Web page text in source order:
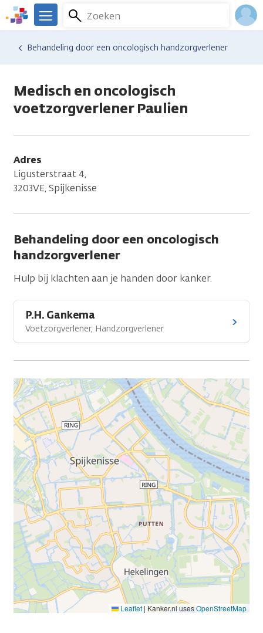
Overslaan
en
naar
We
er
Kanker.nl
Zoeken
Menu
Hulp en ondersteuning
Vind hulp bij kanker
Behandeling door een oncologisch handzorgverlener
Medisch en oncologisch
voetzorgverlener Paulien
Adres
Ligusterstraat 4,
3203VE, Spijkenisse
Behandeling door een oncologisch
handzorgverlener
Hulp bij klachten aan je handen door kanker.
P.H. Gankema
Voetzorgverlener, Handzorgverlener
Leaflet | Kanker.nl usesOpenStreetMap